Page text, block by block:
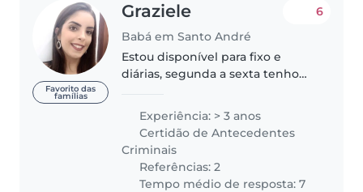
Favorito das
famílias
Graziele
Babá em Santo André
6
Estou disponível para fixo e
diárias, segunda a sexta tenho
como babá.
Experiência: > 3 anos
Certidão de Antecedentes
Criminais
Referências: 2
Tempo médio de resposta: 7